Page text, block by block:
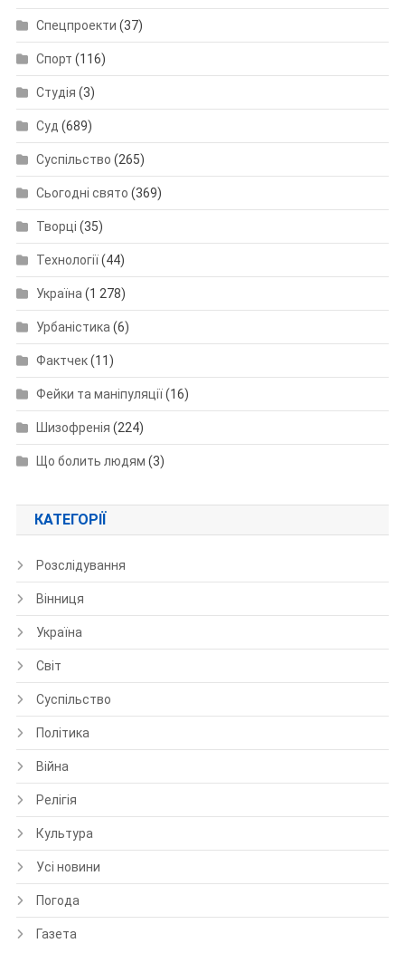
Спецпроекти (37)
Спорт (116)
Студія (3)
Суд (689)
Суспільство (265)
Сьогодні свято (369)
Творці (35)
Технології(44)
Україна (1 278)
Урбаністика (6)
Фактчек(11)
Фейки та маніпуляції(16)
Шизофренія (224)
Що болить людям (3)
КАТЕГОРІЇ
Розслідування
Вінниця
Україна
Світ
Суспільство
Політика
Війна
Релігія
Культура
Усі новини
Погода
Газета